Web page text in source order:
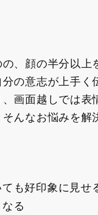
、顔の半分以
の意志が上手
画面越しでは
んなお悩みを
も好印象に見せ
る